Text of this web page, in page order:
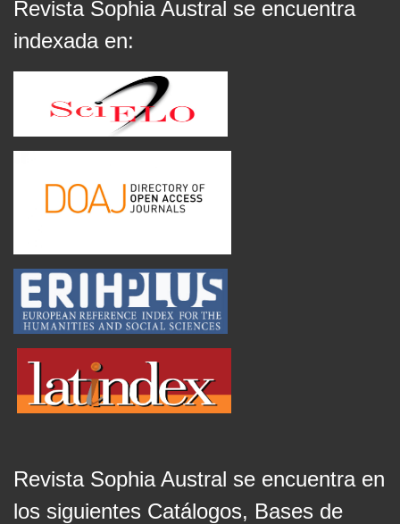
Revista Sophia Austral se encuentra
indexada en:
Revista Sophia Austral se encuentra en
los siguientes Catálogos, Bases de